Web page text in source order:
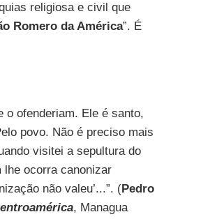
religiosa e civil que
Romero da América”. É
o ofenderiam. Ele é santo,
povo. Não é preciso mais
visitei a sepultura do
lhe ocorra canonizar
não valeu’...”. (Pedro
, Managua